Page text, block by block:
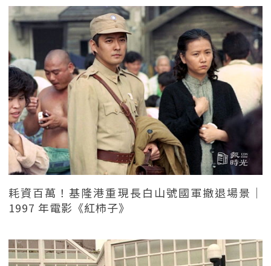
耗資百萬！基隆港重現長白山號國軍撤退場景｜
1997 年電影《紅柿子》